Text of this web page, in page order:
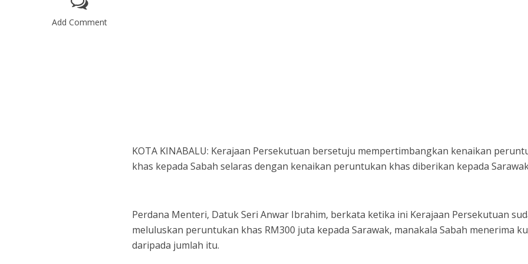
Add Comment
KOTA KINABALU: Kerajaan Persekutuan bersetuju mempertimbangkan kenaikan
khas kepada Sabah selaras dengan kenaikan peruntukan khas diberikan kepada
Perdana Menteri, Datuk Seri Anwar Ibrahim, berkata ketika ini Kerajaan Persekutuan
meluluskan peruntukan khas RM300 juta kepada Sarawak, manakala Sabah menerima
daripada jumlah itu.